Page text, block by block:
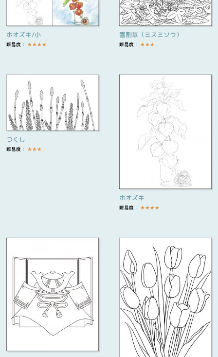
ホオズキ/小
難易度： ★★★★
雪割草（ミスミソウ）
難易度： ★★★
つくし
難易度： ★★★
ホオズキ
難易度： ★★★★